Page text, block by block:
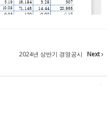
2024년 상반기 경영공시
Next